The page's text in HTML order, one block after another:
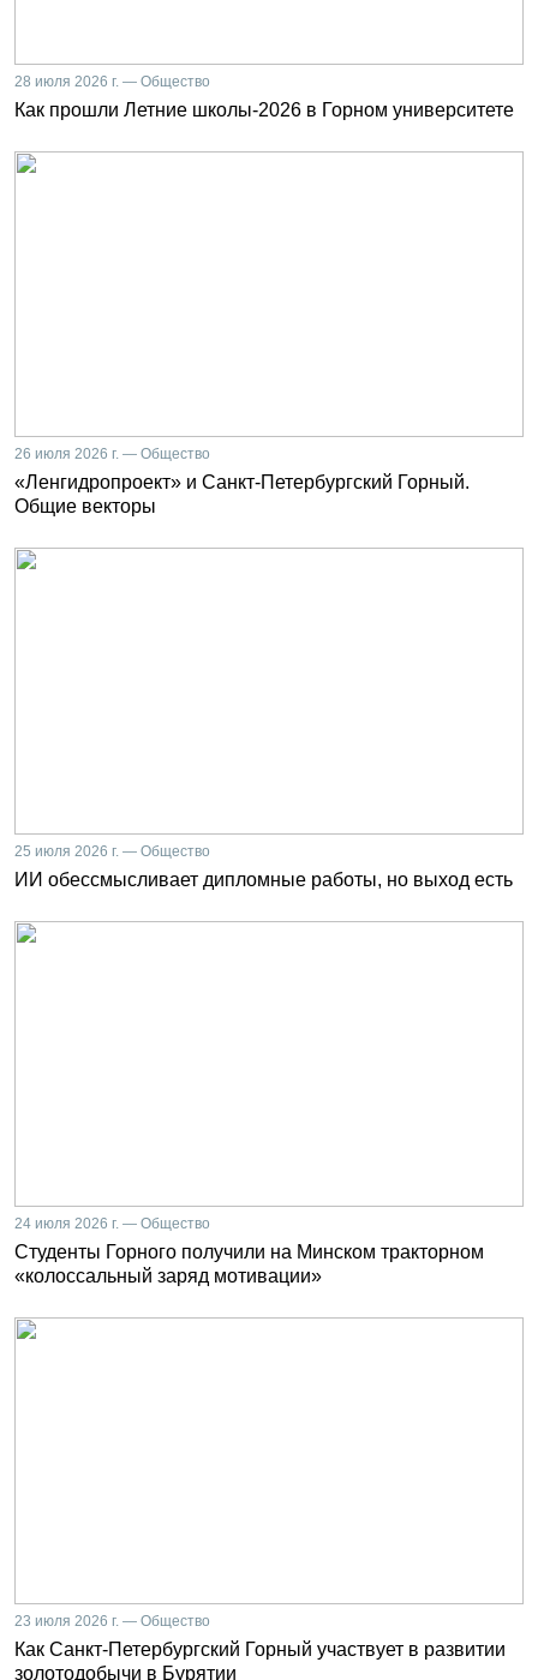
28 июля 2026 г. — Общество
Как прошли Летние школы-2026 в Горном университете
26 июля 2026 г. — Общество
«Ленгидропроект» и Санкт-Петербургский Горный.
Общие векторы
25 июля 2026 г. — Общество
ИИ обессмысливает дипломные работы, но выход есть
24 июля 2026 г. — Общество
Студенты Горного получили на Минском тракторном
«колоссальный заряд мотивации»
23 июля 2026 г. — Общество
Как Санкт-Петербургский Горный участвует в развитии
золотодобычи в Бурятии